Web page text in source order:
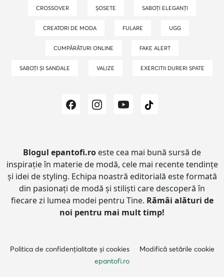
CROSSOVER ȘOSETE SABOȚI ELEGANȚI
CREATORI DE MODA FULARE UGG
CUMPĂRĂTURI ONLINE FAKE ALERT
SABOȚI ȘI SANDALE VALIZE EXERCITII DURERI SPATE
Blogul epantofi.ro este cea mai bună sursă de
inspirație în materie de modă, cele mai recente tendințe
și idei de styling. Echipa noastră editorială este formată
din pasionați de modă și stiliști care descoperă în
fiecare zi lumea modei pentru Tine. Rămâi alături de
noi pentru mai mult timp!
Politica de confidențialitate și cookies
Modifică setările cookie
epantofi.ro